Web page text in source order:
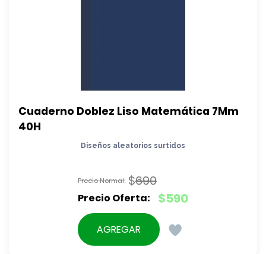
Cuaderno Doblez Liso Matemática 7Mm
40H
Diseños aleatorios surtidos
$690
El
precio
original
$590
El
precio
actual
AGREGAR